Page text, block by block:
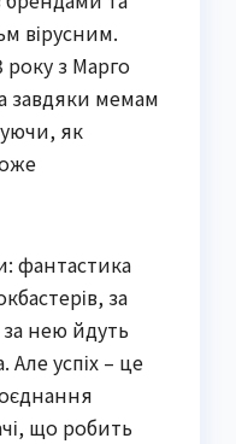
вірусним.
року з Марго
завдяки мемам
як
фантастика
за
нею йдуть
Але успіх – це
що робить